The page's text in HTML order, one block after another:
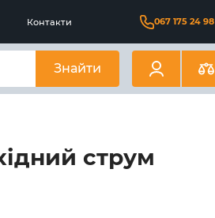
Контакти 067 175 24 98
Знайти
струм